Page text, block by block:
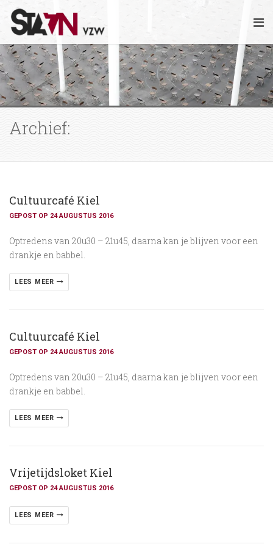
Archief:
Cultuurcafé Kiel
GEPOST OP 24 AUGUSTUS 2016
Optredens van 20u30 – 21u45, daarna kan je blijven voor een
drankje en babbel.
LEES MEER
Cultuurcafé Kiel
GEPOST OP 24 AUGUSTUS 2016
Optredens van 20u30 – 21u45, daarna kan je blijven voor een
drankje en babbel.
LEES MEER
Vrijetijdsloket Kiel
GEPOST OP 24 AUGUSTUS 2016
LEES MEER